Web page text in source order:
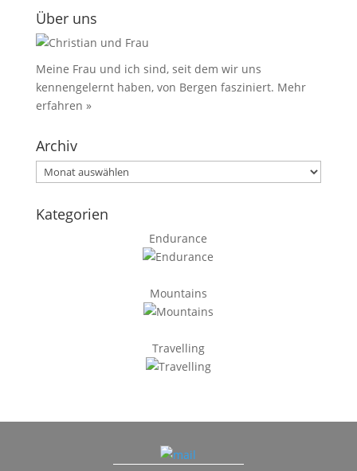
Über uns
Meine Frau und ich sind, seit dem wir uns
kennengelernt haben, von Bergen fasziniert. Mehr
erfahren »
Archiv
Archiv
Kategorien
Endurance
Mountains
Travelling